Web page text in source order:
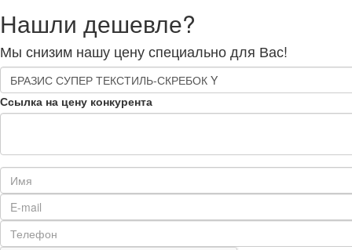
Нашли дешевле?
Мы снизим нашу цену специально для Вас!
Ссылка на цену конкурента